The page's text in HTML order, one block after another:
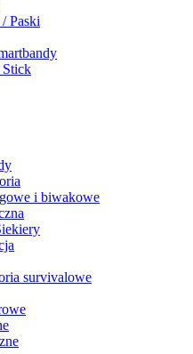
Paski
Stick
i biwakowe
survivalowe